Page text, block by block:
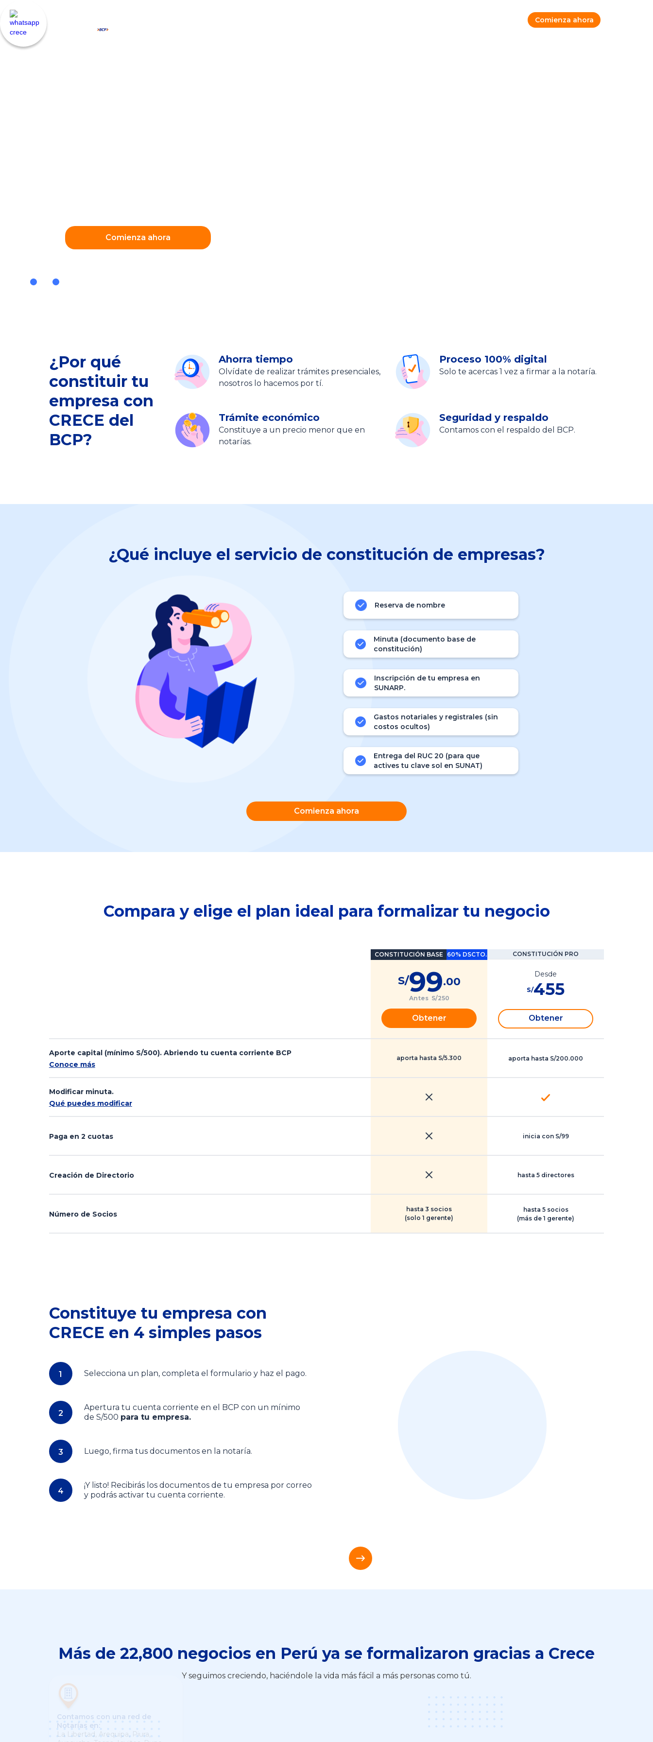
obtén
minuta
Comienza ahora
Comienza ahora
¿Por qué
constituir tu
empresa con
CRECE del
BCP?
Ahorra tiempo
Olvídate de realizar trámites presenciales,
nosotros lo hacemos por tí.
Proceso 100% digital
Solo te acercas 1 vez a firmar a la notaría.
Trámite económico
Constituye a un precio menor que en
notarías.
Seguridad y respaldo
Contamos con el respaldo del BCP.
¿Qué incluye el servicio de constitución de empresas?
Reserva de nombre
Minuta (documento base de
constitución)
Inscripción de tu empresa en
SUNARP.
Gastos notariales y registrales (sin
costos ocultos)
Entrega del RUC 20 (para que
actives tu clave sol en SUNAT)
Comienza ahora
Compara y elige el plan ideal para formalizar tu negocio
CONSTITUCIÓN BASE 60% DSCTO.
S/99.00
Antes S/250
Obtener
CONSTITUCIÓN PRO
S/455
Desde
Obtener
Aporte capital (mínimo S/500). Abriendo tu cuenta corriente BCP
Conoce más
aporta hasta S/5.300 aporta hasta S/200.000
Modificar minuta.
Qué puedes modificar
Paga en 2 cuotas inicia con S/99
Creación de Directorio hasta 5 directores
Número de Socios
hasta 3 socios
(solo 1 gerente)
hasta 5 socios
(más de 1 gerente)
Constituye tu empresa con
CRECE en 4 simples pasos
1
1 Selecciona un plan, completa el formulario y haz el pago.
2
2
Apertura tu cuenta corriente en el BCP con un mínimo
de S/500 para tu empresa.
3
3 Luego, firma tus documentos en la notaría.
4
4
¡Y listo! Recibirás los documentos de tu empresa por correo
y podrás activar tu cuenta corriente.
Slide 2 of 4.
Más de 22,800 negocios en Perú ya se formalizaron gracias a Crece
Y seguimos creciendo, haciéndole la vida más fácil a más personas como tú.
Contamos con una red de
Notarías en:
La Libertad, Arequipa, Piura,